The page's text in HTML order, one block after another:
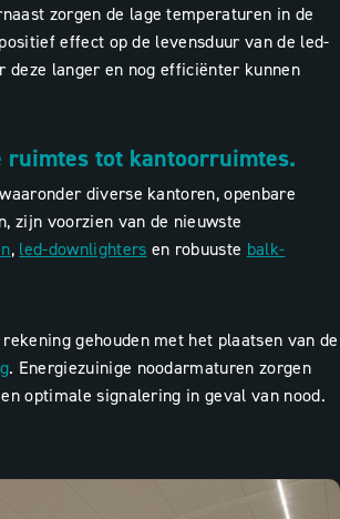
zorgen de lage temperaturen in de
effect op de levensduur van de led-
deze langer en nog efficiënter kunnen
ruimtes tot kantoorruimtes.
diverse kantoren, openbare
zijn voorzien van de nieuwste
, led-downlighters en robuuste balk-
gehouden met het plaatsen van de
. Energiezuinige noodarmaturen zorgen
optimale signalering in geval van nood.